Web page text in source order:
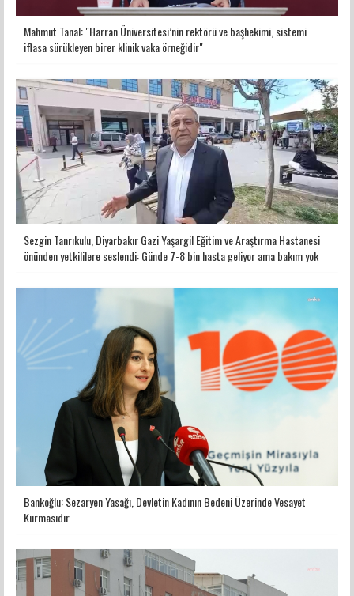
Mahmut Tanal: "Harran Üniversitesi’nin rektörü ve başhekimi, sistemi
iflasa sürükleyen birer klinik vaka örneğidir"
Sezgin Tanrıkulu, Diyarbakır Gazi Yaşargil Eğitim ve Araştırma Hastanesi
önünden yetkililere seslendi: Günde 7-8 bin hasta geliyor ama bakım yok
Bankoğlu: Sezaryen Yasağı, Devletin Kadının Bedeni Üzerinde Vesayet
Kurmasıdır